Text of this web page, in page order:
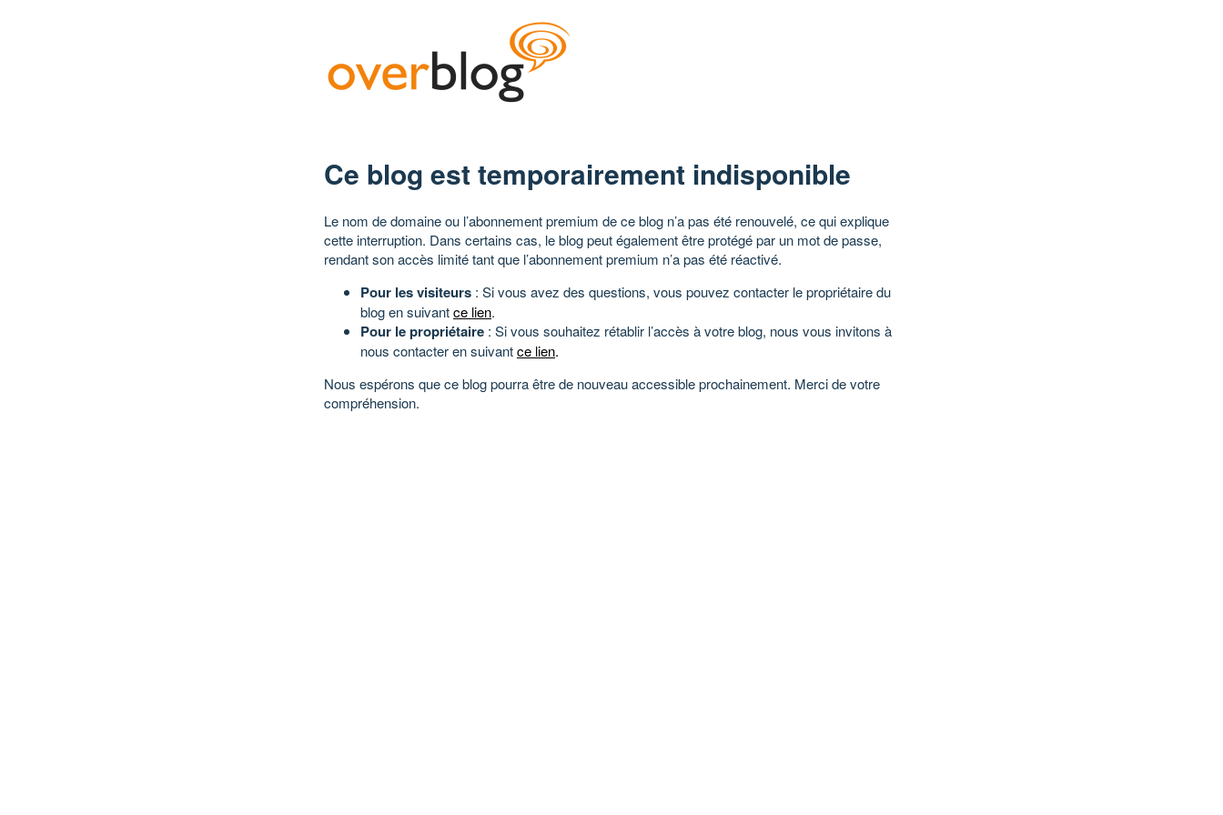
Ce blog est temporairement indisponible
Le nom de domaine ou l’abonnement premium de ce blog n’a pas été renouvelé, ce qui explique
cette interruption. Dans certains cas, le blog peut également être protégé par un mot de passe,
rendant son accès limité tant que l’abonnement premium n’a pas été réactivé.
Pour les visiteurs : Si vous avez des questions, vous pouvez contacter le propriétaire du
blog en suivantce lien.
Pour le propriétaire : Si vous souhaitez rétablir l’accès à votre blog, nous vous invitons à
nous contacter en suivantce lien.
Nous espérons que ce blog pourra être de nouveau accessible prochainement. Merci de votre
compréhension.